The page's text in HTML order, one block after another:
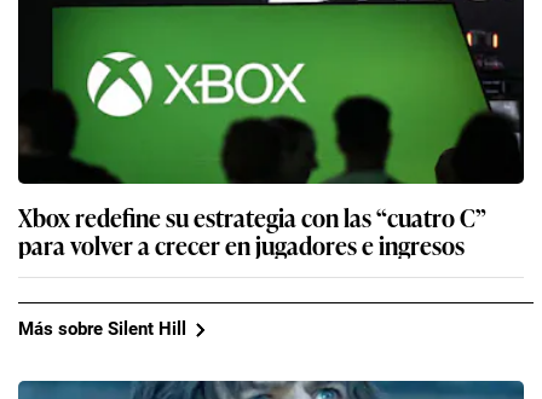
Xbox redefine su estrategia con las “cuatro C”
para volver a crecer en jugadores e ingresos
Más sobre Silent Hill